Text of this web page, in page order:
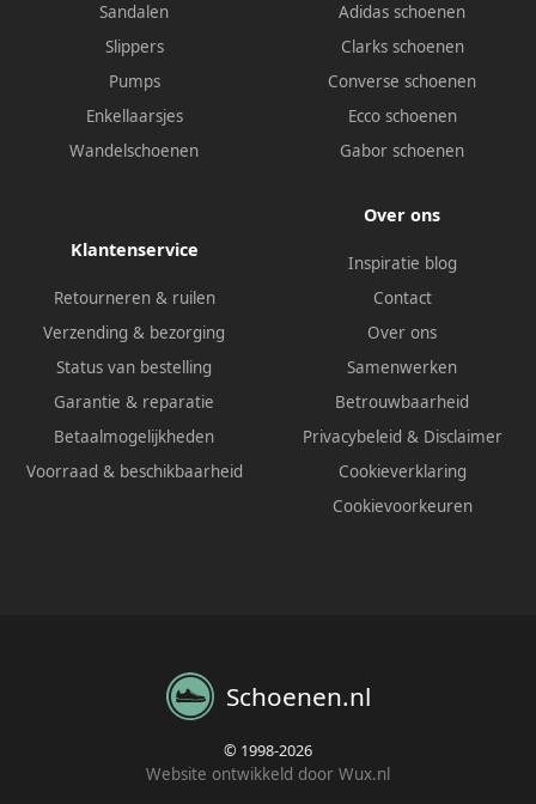
Sandalen
Slippers
Pumps
Enkellaarsjes
Wandelschoenen
Adidas schoenen
Clarks schoenen
Converse schoenen
Ecco schoenen
Gabor schoenen
Klantenservice
Retourneren & ruilen
Verzending & bezorging
Status van bestelling
Garantie & reparatie
Betaalmogelijkheden
Voorraad & beschikbaarheid
Over ons
Inspiratie blog
Contact
Over ons
Samenwerken
Betrouwbaarheid
Privacybeleid & Disclaimer
Cookieverklaring
Cookievoorkeuren
Schoenen.nl
© 1998-2026
Website ontwikkeld door Wux.nl